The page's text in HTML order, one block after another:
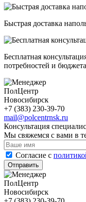
Быстрая доставка
Бесплатная
потребностей и бюджета
ПолЦентр
Новосибирск
+7 (383) 230-39-70
mail@polcentrnsk.ru
Консультация
Мы свяжемся с вами в
Cогласие с
Отправить
ПолЦентр
Новосибирск